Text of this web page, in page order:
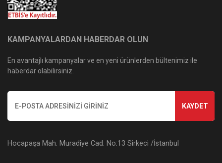
KAMPANYALARDAN HABERDAR OLUN
En avantajlı kampanyalar ve en yeni ürünlerden bültenimiz ile
haberdar olabilirsiniz.
KAYDET
Hocapaşa Mah. Muradiye Cad. No:13 Sirkeci /İstanbul